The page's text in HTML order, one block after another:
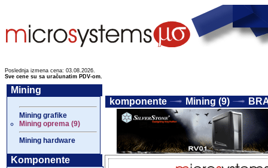
Poslednja izmena cena: 03.08.2026.
Sve cene su sa uračunatim PDV-om.
Mining
Mining grafike
Mining oprema (9)
Mining hardware
Komponente
komponente Mining (9)